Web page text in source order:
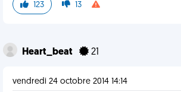
123 13
Heart_beat 21
vendredi 24 octobre 2014 14:14